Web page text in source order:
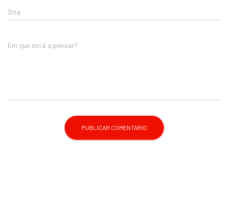
Site
Em que está a pensar?